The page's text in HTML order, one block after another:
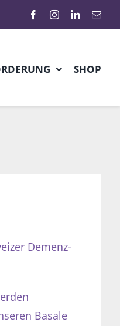
SHOP
Demenz-
Basale